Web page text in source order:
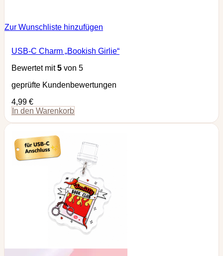
Zur Wunschliste hinzufügen
USB-C Charm „Bookish Girlie“
Bewertet mit5 von 5
geprüfte Kundenbewertungen
4,99 €
In den Warenkorb